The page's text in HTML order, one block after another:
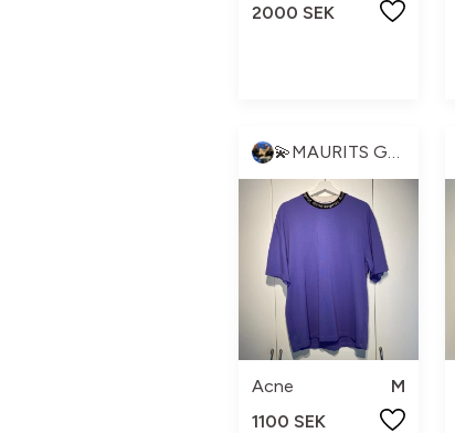
2000 SEK
💫MAURITS GARDEROB💫
Acne
M
1100 SEK